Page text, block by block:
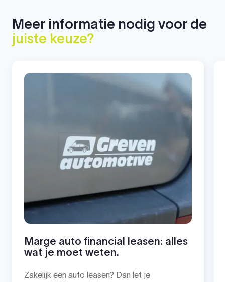
Meer informatie nodig voor de
juiste keuze?
Marge auto financial leasen: alles
wat je moet weten.
Zakelijk een auto leasen? Dan let je